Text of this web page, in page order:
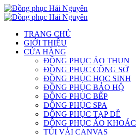
TRANG CHỦ
GIỚI THIỆU
CỬA HÀNG
ĐỒNG PHỤC ÁO THUN
ĐỒNG PHỤC CÔNG SỞ
ĐỒNG PHỤC HỌC SINH
ĐỒNG PHỤC BẢO HỘ
ĐỒNG PHỤC BẾP
ĐỒNG PHỤC SPA
ĐỒNG PHỤC TẠP DỀ
ĐỒNG PHỤC ÁO KHOÁC
TÚI VẢI CANVAS